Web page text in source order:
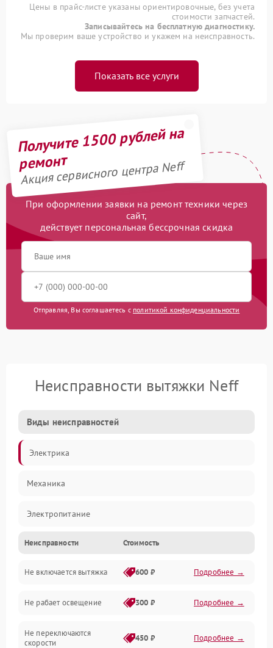
Цены в прайс-листе указаны ориентировочные, без учета
стоимости запчастей.
Записывайтесь на бесплатную диагностику.
Мы проверим ваше устройство и укажем на неисправность.
Показать все услуги
Получите 1500 рублей на
ремонт
Акция сервисного центра Neff
При оформлении заявки на ремонт техники через
сайт,
действует персональная бессрочная скидка
Отправляя, Вы соглашаетесь с политикой конфиденциальности
Неисправности вытяжки Neff
Виды неисправностей
Электрика
Механика
Электропитание
Вентиляция
Освещение
Механические повреждения
Электроника
Неисправности Стоимость
Не включается вытяжка 600 ₽ Подробнее →
Не рабает освещение 300 ₽ Подробнее →
Не переключаются
скорости
450 ₽ Подробнее →